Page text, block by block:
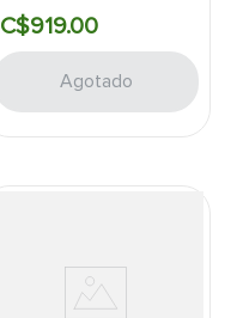
C$919.00
Agotado